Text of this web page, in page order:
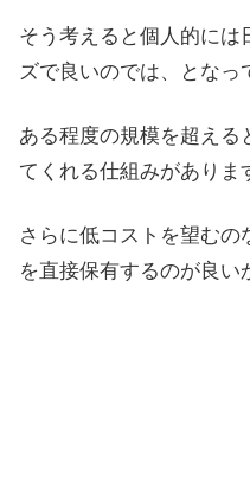
そう考えると個人的には
ズで良いのでは、となっ
ある程度の規模を超える
てくれる仕組みがありま
さらに低コストを望む
を直接保有するのが良い